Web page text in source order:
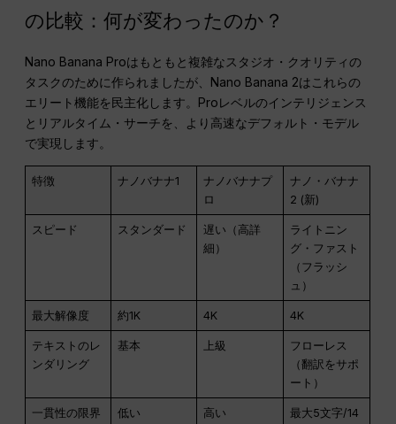
の比較：何が変わったのか？
Nano Banana Proはもともと複雑なスタジオ・クオリティの
タスクのために作られましたが、Nano Banana 2はこれらの
エリート機能を民主化します。Proレベルのインテリジェンス
とリアルタイム・サーチを、より高速なデフォルト・モデル
で実現します。
特徴 ナノバナナ1
ナノバナナプ
ロ
ナノ・バナナ
2 (新)
スピード スタンダード
遅い（高詳
細）
ライトニン
グ・ファスト
（フラッシ
ュ）
最大解像度 約1K 4K 4K
テキストのレ
ンダリング
基本 上級
フローレス
（翻訳をサポ
ート）
一貫性の限界 低い 高い
最大5文字/14